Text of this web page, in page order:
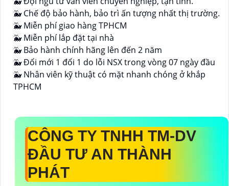
🐳 Chế độ bảo hành, bảo trì ấn tượng nhất thị trường.
🐳 Miễn phí giao hàng TPHCM
🐳 Miễn phí lắp đặt tại nhà
🐳 Bảo hành chính hãng lên đến 2 năm
🐳 Đổi mới 1 đổi 1 do lỗi NSX trong vòng 07 ngày đầu
🐳 Nhân viên kỹ thuật có mặt nhanh chóng ở khắp
TPHCM
CÔNG TY TNHH TM-DV
ĐẦU TƯ AN THÀNH
PHÁT